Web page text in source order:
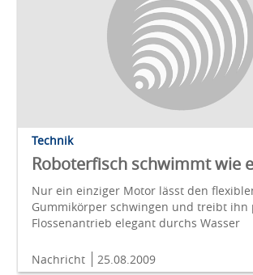
Technik
Roboterfisch schwimmt wie
Nur ein einziger Motor lässt den
Gummikörper schwingen und treibt ihn
Flossenantrieb elegant durchs Wasser
Nachricht 25.08.2009